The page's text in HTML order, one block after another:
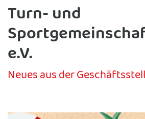
Turn- und
e.V.
Neues aus der